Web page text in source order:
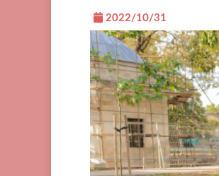
2022/10/31